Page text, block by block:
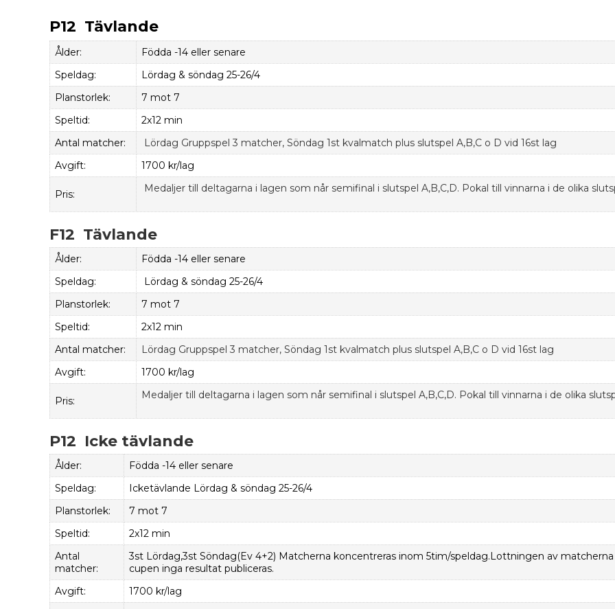
P12 Tävlande
Ålder:
Födda -14 eller senare
Speldag:
Lördag & söndag 25-26/4
Planstorlek:
7 mot 7
Speltid:
2x12 min
Antal matcher:
Lördag Gruppspel 3 matcher, Söndag 1st kvalmatch plus slutspel A,B,C o D vid 16st lag
Avgift:
1700 kr/lag
Pris: Medaljer till deltagarna i lagen som når semifinal i slutspel A,B,C,D. Pokal till vinnarna i de olika
F12 Tävlande
Ålder:
Födda -14 eller senare
Speldag:
Lördag & söndag 25-26/4
Planstorlek:
7 mot 7
Speltid:
2x12 min
Antal matcher:
Lördag Gruppspel 3 matcher, Söndag 1st kvalmatch plus slutspel A,B,C o D vid 16st lag
Avgift:
1700 kr/lag
Pris: Medaljer till deltagarna i lagen som når semifinal i slutspel A,B,C,D. Pokal till vinnarna i de olika
P12 Icke tävlande
Ålder:
Födda -14 eller senare
Speldag:
Icketävlande Lördag & söndag 25-26/4
Planstorlek:
7 mot 7
Speltid:
2x12 min
Antal
matcher:
3st Lördag,3st Söndag(Ev 4+2) Matcherna koncentreras inom 5tim/speldag.Lottningen av
cupen inga resultat publiceras.
Avgift:
1700 kr/lag